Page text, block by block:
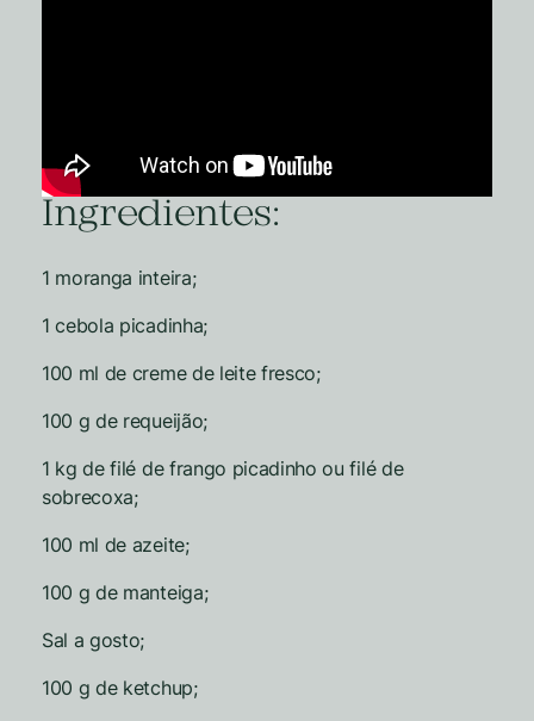
Ingredientes:
1 moranga inteira;
1 cebola picadinha;
100 ml de creme de leite fresco;
100 g de requeijão;
1 kg de filé de frango picadinho ou filé de
sobrecoxa;
100 ml de azeite;
100 g de manteiga;
Sal a gosto;
100 g de ketchup;